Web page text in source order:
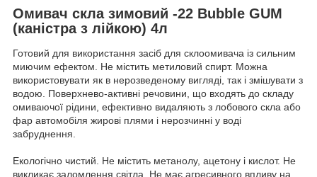
Омивач скла зимовий -22 Bubble GUM
(каністра з лійкою) 4л
Готовий для використання засіб для склоомивача із сильним
миючим ефектом. Не містить метиловий спирт. Можна
використовувати як в нерозведеному вигляді, так і змішувати з
водою. Поверхнево-активні речовини, що входять до складу
омиваючої рідини, ефективно видаляють з лобового скла або
фар автомобіля жирові плями і нерозчинні у воді
забруднення.
Екологічно чистий. Не містить метанолу, ацетону і кислот. Не
викликає заломлення світла. Не має агресивного впливу на